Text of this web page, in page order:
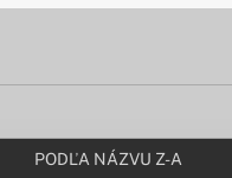
PODĽA NÁZVU Z-A